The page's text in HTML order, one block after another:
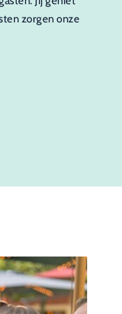
zorgen onze